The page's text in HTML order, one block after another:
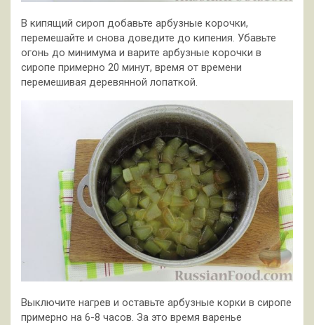
В кипящий сироп добавьте арбузные корочки,
перемешайте и снова доведите до кипения. Убавьте
огонь до минимума и варите арбузные корочки в
сиропе примерно 20 минут, время от времени
перемешивая деревянной лопаткой.
Выключите нагрев и оставьте арбузные корки в сиропе
примерно на 6-8 часов. За это время варенье